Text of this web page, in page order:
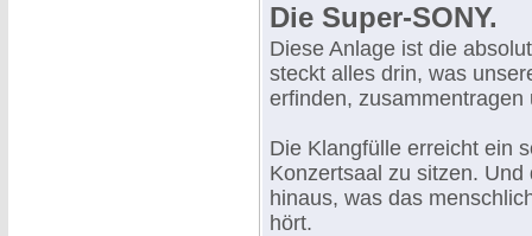
Die Super-SONY.
Diese Anlage ist die
steckt alles drin, was
erfinden,
Die Klangfülle erreicht ein
Konzertsaal zu sitzen.
hinaus, was das
hört.